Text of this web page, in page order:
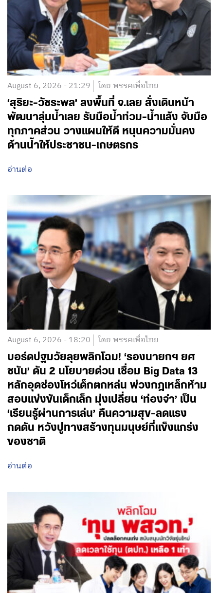
August 6, 2026 - 21:29 โดย พรรคเพื่อไทย
‘สุริยะ-วัชระพล’ ลงพื้นที่ จ.เลย สั่งเดินหน้า
พัฒนาลุ่มน้ำเลย รับมือน้ำท่วม-น้ำแล้ง จับมือ
ทุกภาคส่วน วางแผนให้ดี หนุนความมั่นคง
ด้านน้ำให้ประชาชน-เกษตรกร
อ่านต่อ
August 6, 2026 - 18:20 โดย พรรคเพื่อไทย
บอร์ดปฐมวัยลุยพลิกโฉม! ‘รองนายกฯ ยศ
ชนัน’ ดัน 2 นโยบายด่วน เชื่อม Big Data 13
หลักอุดช่องโหว่เด็กตกหล่น พ่วงกฎเหล็กห้าม
สอบแข่งขันเด็กเล็ก มุ่งเปลี่ยน ‘ท่องจำ’ เป็น
‘เรียนรู้ผ่านการเล่น’ คืนความสุข-ลดแรง
กดดัน หวังปูทางสร้างทุนมนุษย์ที่แข็งแกร่ง
ของชาติ
อ่านต่อ